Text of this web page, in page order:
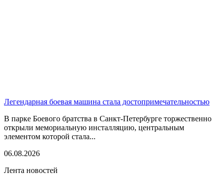
Легендарная боевая машина стала достопримечательностью
В парке Боевого братства в Санкт-Петербурге торжественно
открыли мемориальную инсталляцию, центральным
элементом которой стала...
06.08.2026
Лента новостей